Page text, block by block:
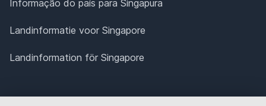
Informação do país para Singapura
Landinformatie voor Singapore
Landinformation för Singapore